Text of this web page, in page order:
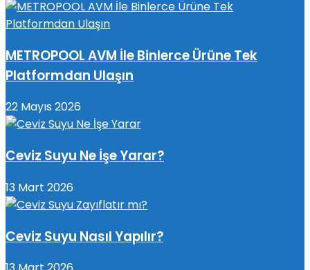
METROPOOL AVM İle Binlerce Ürüne Tek
Platformdan Ulaşın
22 Mayıs 2026
Ceviz Suyu Ne İşe Yarar?
13 Mart 2026
Ceviz Suyu Nasıl Yapılır?